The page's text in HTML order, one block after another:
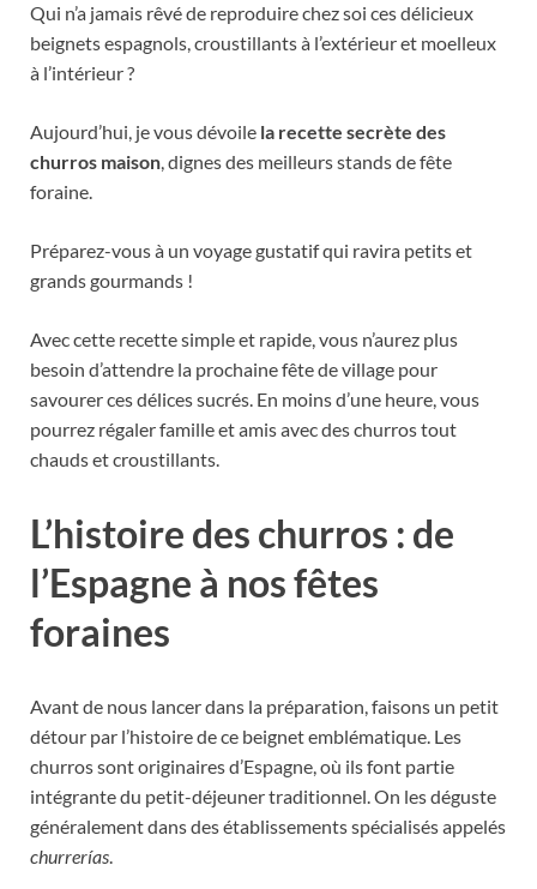
Qui n’a jamais rêvé de reproduire chez soi ces délicieux
beignets espagnols, croustillants à l’extérieur et moelleux
à l’intérieur ?
Aujourd’hui, je vous dévoile la recette secrète des
churros maison, dignes des meilleurs stands de fête
foraine.
Préparez-vous à un voyage gustatif qui ravira petits et
grands gourmands !
Avec cette recette simple et rapide, vous n’aurez plus
besoin d’attendre la prochaine fête de village pour
savourer ces délices sucrés. En moins d’une heure, vous
pourrez régaler famille et amis avec des churros tout
chauds et croustillants.
L’histoire des churros : de
l’Espagne à nos fêtes
foraines
Avant de nous lancer dans la préparation, faisons un petit
détour par l’histoire de ce beignet emblématique. Les
churros sont originaires d’Espagne, où ils font partie
intégrante du petit-déjeuner traditionnel. On les déguste
généralement dans des établissements spécialisés appelés
churrerías.